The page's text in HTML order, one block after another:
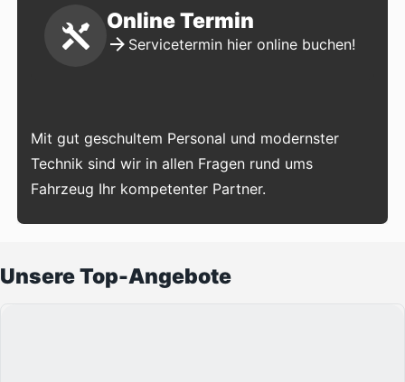
Online Termin
Servicetermin hier online buchen!
Mit gut geschultem Personal und modernster
Technik sind wir in allen Fragen rund ums
Fahrzeug Ihr kompetenter Partner.
Unsere Top-Angebote